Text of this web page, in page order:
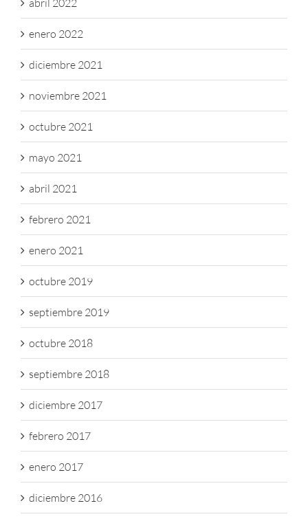
abril 2022
enero 2022
diciembre 2021
noviembre 2021
octubre 2021
mayo 2021
abril 2021
febrero 2021
enero 2021
octubre 2019
septiembre 2019
octubre 2018
septiembre 2018
diciembre 2017
febrero 2017
enero 2017
diciembre 2016